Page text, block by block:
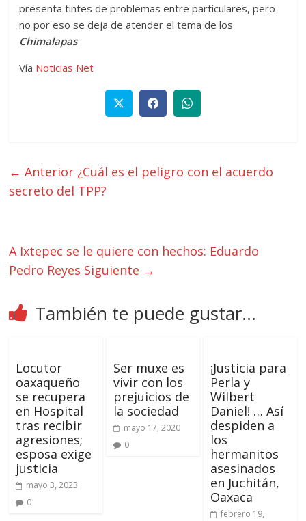
presenta tintes de problemas entre particulares, pero
no por eso se deja de atender el tema de los
Chimalapas
Vía Noticias Net
← Anterior ¿Cuál es el peligro con el acuerdo
secreto del TPP?
A Ixtepec se le quiere con hechos: Eduardo
Pedro Reyes Siguiente →
También te puede gustar...
Locutor
oaxaqueño
se recupera
en Hospital
tras recibir
agresiones;
esposa exige
justicia
mayo 3, 2023
0
Ser muxe es
vivir con los
prejuicios de
la sociedad
mayo 17, 2020
0
¡Justicia para
Perla y
Wilbert
Daniel! … Así
despiden a
los
hermanitos
asesinados
en Juchitán,
Oaxaca
febrero 19,